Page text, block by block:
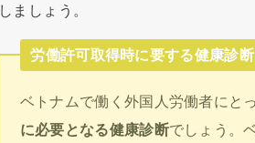
しましょう。
労働許可取得時に要する健康診
ベトナムで働く外国人労働者にと
に必要となる健康診断でしょう。